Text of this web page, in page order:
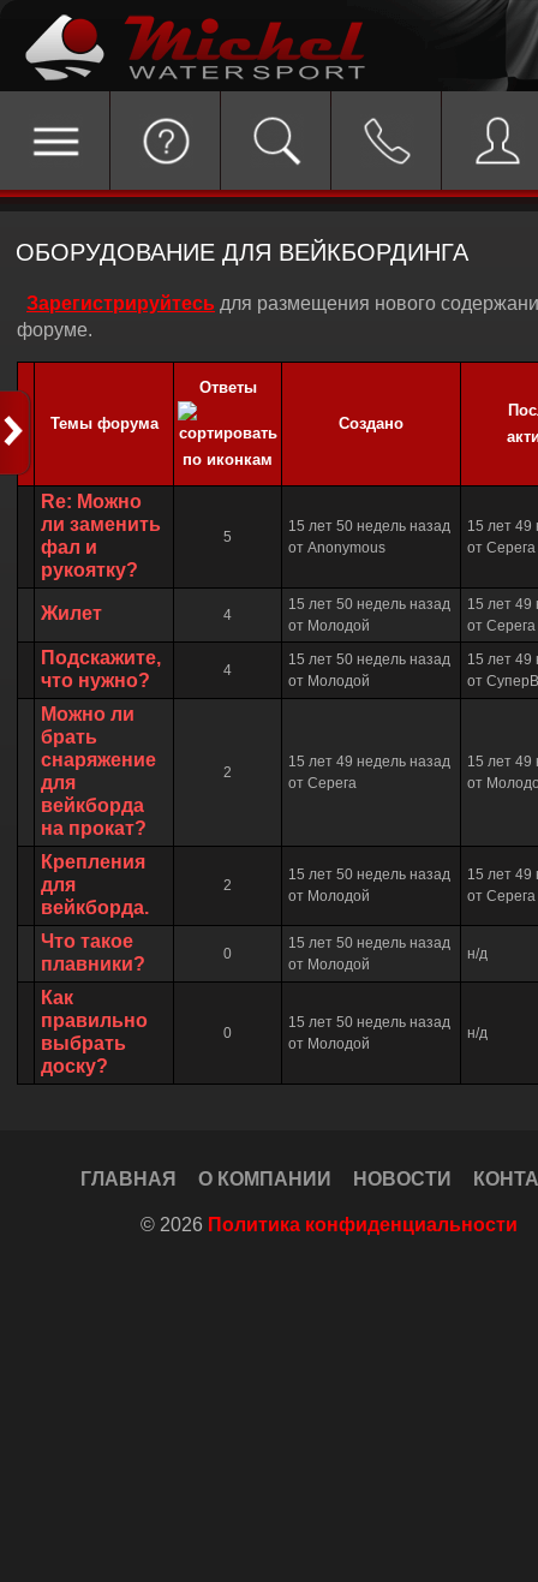
ОБОРУДОВАНИЕ ДЛЯ ВЕЙКБОРДИНГА
Зарегистрируйтесь для размещения нового
форуме.
Темы форума
Ответы
Создано
Re: Можно
ли заменить
фал и
рукоятку?
5
15 лет 50 недель назад
от Anonymous
15 лет 49
от Серега
Жилет 4
15 лет 50 недель назад
от Молодой
15 лет 49
от Серега
Подскажите,
что нужно?
4
15 лет 50 недель назад
от Молодой
15 лет 49
от
Можно ли
брать
снаряжение
для
вейкборда
на прокат?
2
15 лет 49 недель назад
от Серега
15 лет 49
от
Крепления
для
вейкборда.
2
15 лет 50 недель назад
от Молодой
15 лет 49
от Серега
Что такое
плавники?
0
15 лет 50 недель назад
от Молодой
н/д
Как
правильно
выбрать
доску?
0
15 лет 50 недель назад
от Молодой
н/д
ГЛАВНАЯ О КОМПАНИИ НОВОСТИ
© 2026 Политика конфиденциальности